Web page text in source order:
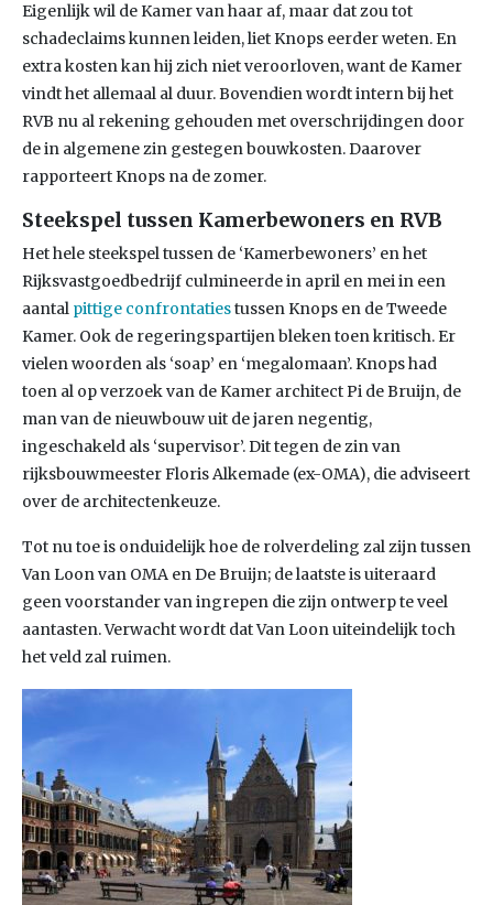
Eigenlijk wil de Kamer van haar af, maar dat zou tot
schadeclaims kunnen leiden, liet Knops eerder weten. En
extra kosten kan hij zich niet veroorloven, want de Kamer
vindt het allemaal al duur. Bovendien wordt intern bij het
RVB nu al rekening gehouden met overschrijdingen door
de in algemene zin gestegen bouwkosten. Daarover
rapporteert Knops na de zomer.
Steekspel tussen Kamerbewoners en RVB
Het hele steekspel tussen de ‘Kamerbewoners’ en het
Rijksvastgoedbedrijf culmineerde in april en mei in een
aantal pittige confrontatiestussen Knops en de Tweede
Kamer. Ook de regeringspartijen bleken toen kritisch. Er
vielen woorden als ‘soap’ en ‘megalomaan’. Knops had
toen al op verzoek van de Kamer architect Pi de Bruijn, de
man van de nieuwbouw uit de jaren negentig,
ingeschakeld als ‘supervisor’. Dit tegen de zin van
rijksbouwmeester Floris Alkemade (ex-OMA), die adviseert
over de architectenkeuze.
Tot nu toe is onduidelijk hoe de rolverdeling zal zijn tussen
Van Loon van OMA en De Bruijn; de laatste is uiteraard
geen voorstander van ingrepen die zijn ontwerp te veel
aantasten. Verwacht wordt dat Van Loon uiteindelijk toch
het veld zal ruimen.